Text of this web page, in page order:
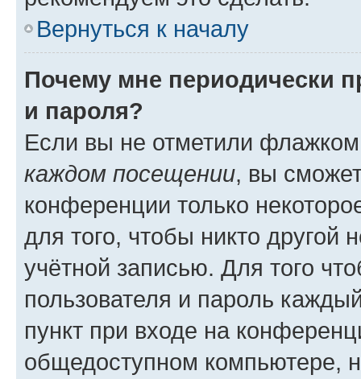
Вернуться к началу
Почему мне периодически
и пароля?
Если вы не отметили
каждом посещении, вы
конференции только
для того, чтобы никто другой
учётной записью. Для того
пользователя и пароль
пункт при входе на
общедоступном компьютере,